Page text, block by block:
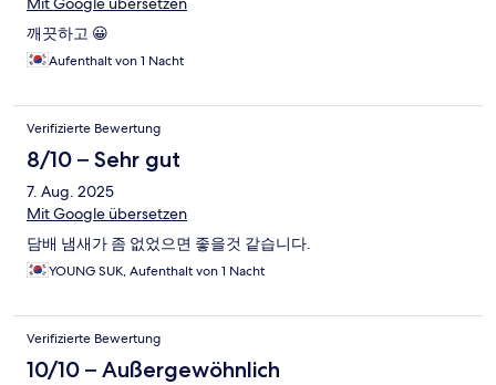
깨끗하고 😀
Aufenthalt von 1 Nacht
Verifizierte Bewertung
8/10 – Sehr gut
7. Aug. 2025
Mit Google übersetzen
담배 냄새가 좀 없었으면 좋을것 같습니다.
YOUNG SUK, Aufenthalt von 1 Nacht
Verifizierte Bewertung
10/10 – Außergewöhnlich